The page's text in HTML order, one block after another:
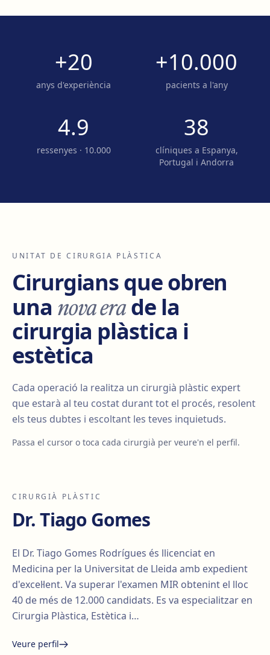
+20
anys d'experiència
+10.000
pacients a l'any
4.9
ressenyes · 10.000
38
clíniques a Espanya,
Portugal i Andorra
UNITAT DE CIRURGIA PLÀSTICA
Cirurgians que obren
una nova erade la
cirurgia plàstica i
estètica
Cada operació la realitza un cirurgià plàstic expert
que estarà al teu costat durant tot el procés, resolent
els teus dubtes i escoltant les teves inquietuds.
Passa el cursor o toca cada cirurgià per veure'n el perfil.
CIRURGIÀ PLÀSTIC
Dr. Tiago Gomes
El Dr. Tiago Gomes Rodrígues és llicenciat en
Medicina per la Universitat de Lleida amb expedient
d'excel·lent. Va superar l'examen MIR obtenint el lloc
40 de més de 12.000 candidats. Es va especialitzar en
Cirurgia Plàstica, Estètica i…
Veure perfil